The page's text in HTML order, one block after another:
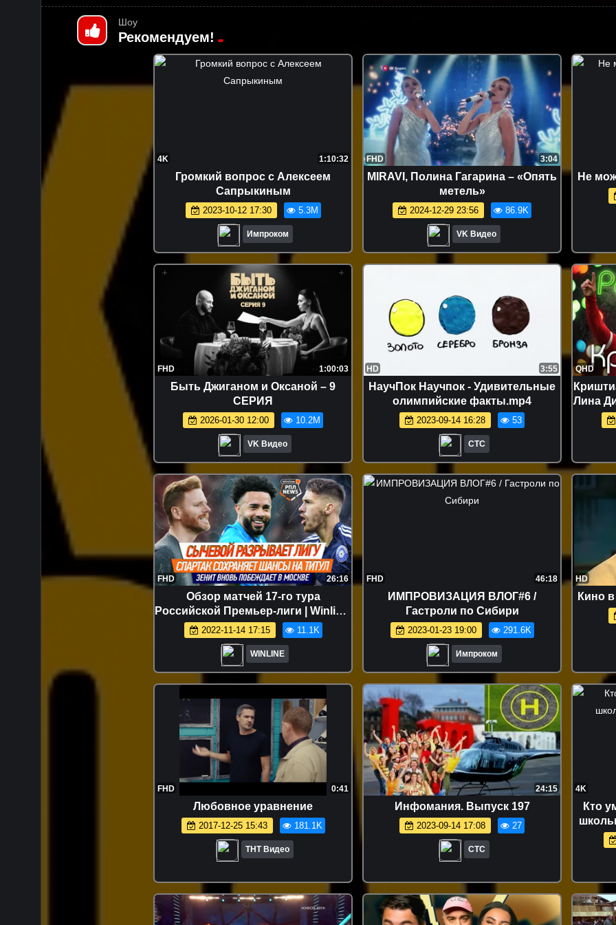
Шоу
Рекомендуем!
4K 1:10:32
Громкий вопрос с Алексеем
Сапрыкиным
2023-10-12 17:30 5.3M
Импроком
FHD 3:04
MIRAVI, Полина Гагарина – «Опять
метель»
2024-12-29 23:56 86.9K
VK Видео
Не
FHD 1:00:03
Быть Джиганом и Оксаной – 9
СЕРИЯ
2026-01-30 12:00 10.2M
VK Видео
HD 3:55
НаучПок Научпок - Удивительные
олимпийские факты.mp4
2023-09-14 16:28 53
СТС
QHD
Лина
FHD 26:16
Обзор матчей 17-го тура
Российской Премьер-лиги | Winline,
МАТЧ ТВ, РПЛ | Игорь Знаменский
2022-11-14 17:15 11.1K
WINLINE
FHD 46:18
ИМПРОВИЗАЦИЯ ВЛОГ#6 /
Гастроли по Сибири
2023-01-23 19:00 291.6K
Импроком
HD
Кино
FHD 0:41
Любовное уравнение
2017-12-25 15:43 181.1K
ТНТ Видео
24:15
Инфомания. Выпуск 197
2023-09-14 17:08 27
СТС
4K
Кто